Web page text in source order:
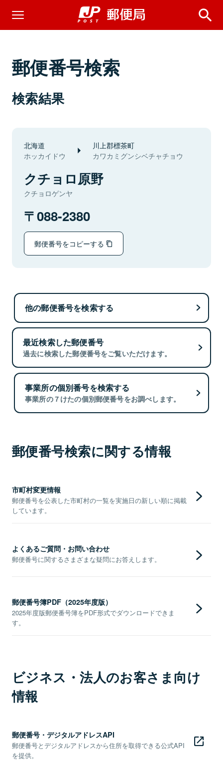
郵便番号検索
検索結果
北海道
ホッカイドウ
川上郡標茶町
カワカミグンシベチャチョウ
クチョロ原野
クチョロゲンヤ
088-2380
郵便番号をコピーする
他の郵便番号を検索する
最近検索した郵便番号
過去に検索した郵便番号をご覧いただけます。
事業所の個別番号を検索する
事業所の７けたの個別郵便番号をお調べします。
郵便番号検索に関する情報
市町村変更情報
郵便番号を公表した市町村の一覧を実施日の新しい順に掲載
しています。
よくあるご質問・お問い合わせ
郵便番号に関するさまざまな疑問にお答えします。
郵便番号簿PDF（2025年度版）
2025年度版郵便番号簿をPDF形式でダウンロードできま
す。
ビジネス・法人のお客さま向け
情報
郵便番号・デジタルアドレスAPI
郵便番号とデジタルアドレスから住所を取得できる公式API
を提供。